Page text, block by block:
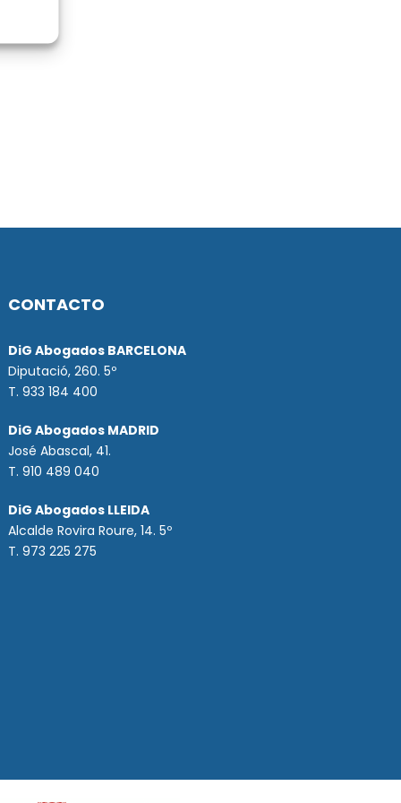
CONTACTO
DiG Abogados BARCELONA
Diputació, 260. 5º
T. 933 184 400
DiG Abogados MADRID
José Abascal, 41.
T.910 489 040
DiG Abogados LLEIDA
Alcalde Rovira Roure, 14. 5º
T. 973 225 275